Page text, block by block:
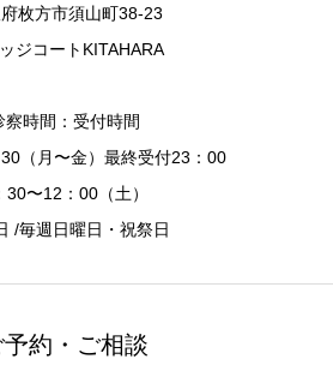
枚方市須山町38-23
ジコートKITAHARA
察時間：受付時間
（月〜金）最終受付23：00
30〜12：00（土）
/毎週日曜日・祝祭日
予約・ご相談